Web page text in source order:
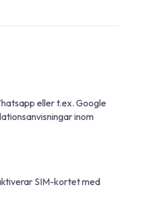
eller t.ex. Google
inom
SIM-kortet med